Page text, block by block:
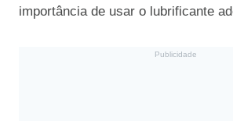
importância de usar o lubrificante
Publicidade